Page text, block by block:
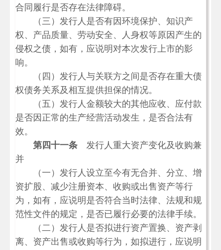
合同履行是否存在法律障碍。
（三）发行人是否有因环境保护、知识产
权、产品质量、劳动安全、人身权等原因产生的
侵权之债，如有，应说明对本次发行上市的影
响。
（四）发行人与关联方之间是否存在重大债
权债务关系及相互提供担保的情况。
（五）发行人金额较大的其他应收、应付款
是否因正常的生产经营活动发生，是否合法有
效。
第四十一条 发行人重大资产变化及收购兼
并
（一）发行人设立至今有无合并、分立、增
资扩股、减少注册资本、收购或出售资产等行
为，如有，应说明是否符合当时法律、法规和规
范性文件的规定，是否已履行必要的法律手续。
（二）发行人是否拟进行资产置换、资产剥
离、资产出售或收购等行为，如拟进行，应说明